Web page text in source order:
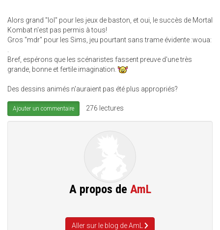
Alors grand "lol" pour les jeux de baston, et oui, le succès de Mortal
Kombat n'est pas permis à tous!
Gros "mdr" pour les Sims, jeu pourtant sans trame évidente :woua:
Bref, espérons que les scénaristes fassent preuve d'une très
grande, bonne et fertile imagination.
Des dessins animés n'auraient pas été plus appropriés?
Ajouter un commentaire 276 lectures
A propos de AmL
Aller sur le blog de AmL